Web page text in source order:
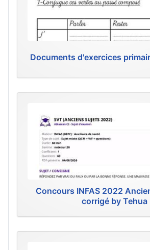
Documents d'exercices
Concours INFAS 2022
corrigé by Tehua